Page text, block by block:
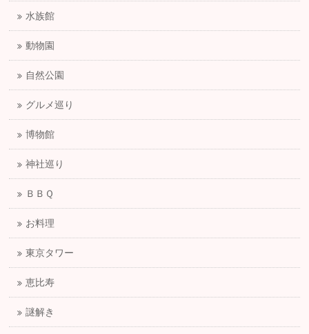
水族館
動物園
自然公園
グルメ巡り
博物館
神社巡り
ＢＢＱ
お料理
東京タワー
恵比寿
謎解き